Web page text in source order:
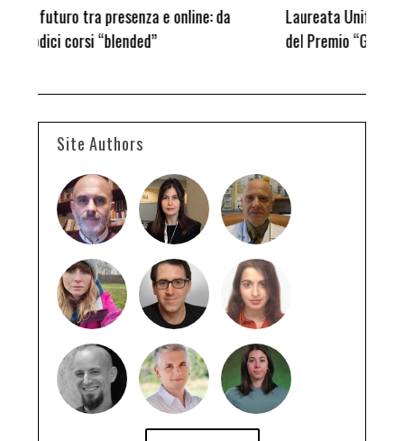
Laureata Unifi premiata nella settima edizione
del Premio “Giancarlo Guasti”
Site Authors